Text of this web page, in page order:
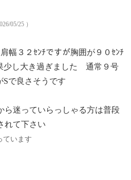
05/25 ）
幅３２ｾﾝﾁですが胸囲が９０ｾﾝﾁ
し大き過ぎました 通常９号
で良さそうです
ら迷っていらっしゃる方は普段
れて下さい
ています